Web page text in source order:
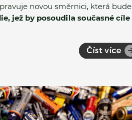
novou směrnici, která bude
jež by posoudila současné cíle